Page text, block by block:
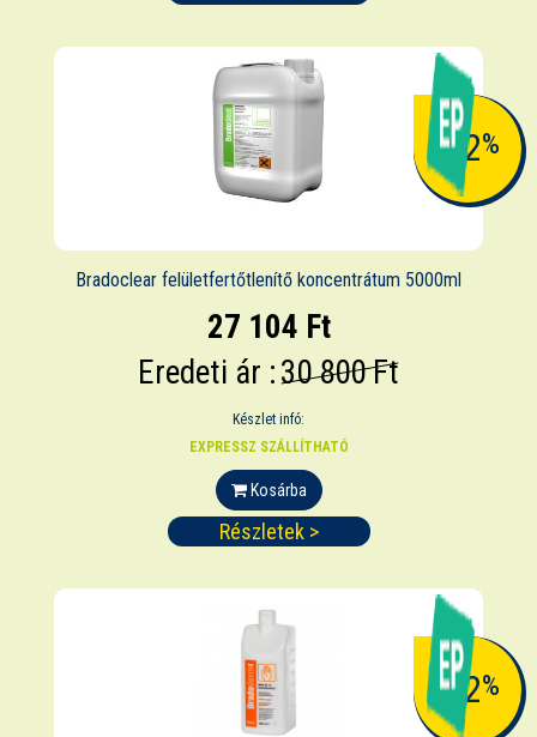
-12%
Bradoclear felületfertőtlenítő koncentrátum 5000ml
27 104 Ft
Eredeti ár :30 800 Ft
Készlet infó:
EXPRESSZ SZÁLLÍTHATÓ
Kosárba
Részletek >
-12%